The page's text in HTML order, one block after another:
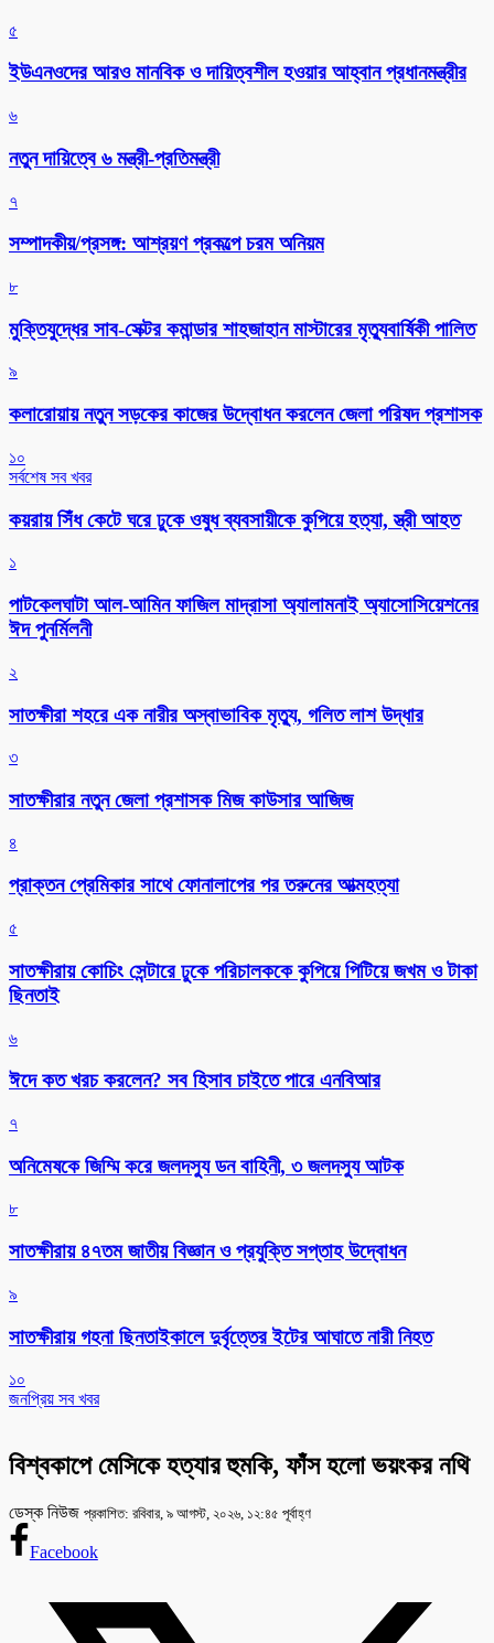
৫
ইউএনওদের আরও মানবিক ও দায়িত্বশীল হওয়ার আহ্বান প্রধানমন্ত্রীর
৬
নতুন দায়িত্বে ৬ মন্ত্রী-প্রতিমন্ত্রী
৭
সম্পাদকীয়/প্রসঙ্গ: আশ্রয়ণ প্রকল্পে চরম অনিয়ম
৮
মুক্তিযুদ্ধের সাব-সেক্টর কমান্ডার শাহজাহান মাস্টারের মৃত্যুবার্ষিকী পালিত
৯
কলারোয়ায় নতুন সড়কের কাজের উদ্বোধন করলেন জেলা পরিষদ প্রশাসক
১০
সর্বশেষ সব খবর
কয়রায় সিঁধ কেটে ঘরে ঢুকে ওষুধ ব্যবসায়ীকে কুপিয়ে হত্যা, স্ত্রী আহত
১
পাটকেলঘাটা আল-আমিন ফাজিল মাদ্রাসা অ্যালামনাই অ্যাসোসিয়েশনের
ঈদ পুনর্মিলনী
২
সাতক্ষীরা শহরে এক নারীর অস্বাভাবিক মৃত্যু, গলিত লাশ উদ্ধার
৩
সাতক্ষীরার নতুন জেলা প্রশাসক মিজ কাউসার আজিজ
৪
প্রাক্তন প্রেমিকার সাথে ফোনালাপের পর তরুনের আত্মহত্যা
৫
সাতক্ষীরায় কোচিং সেন্টারে ঢুকে পরিচালককে কুপিয়ে পিটিয়ে জখম ও টাকা
ছিনতাই
৬
ঈদে কত খরচ করলেন? সব হিসাব চাইতে পারে এনবিআর
৭
অনিমেষকে জিম্মি করে জলদস্যু ডন বাহিনী, ৩ জলদস্যু আটক
৮
সাতক্ষীরায় ৪৭তম জাতীয় বিজ্ঞান ও প্রযুক্তি সপ্তাহ উদ্বোধন
৯
সাতক্ষীরায় গহনা ছিনতাইকালে দুর্বৃত্তের ইটের আঘাতে নারী নিহত
১০
জনপ্রিয় সব খবর
বিশ্বকাপে মেসিকে হত্যার হুমকি, ফাঁস হলো ভয়ংকর নথি
ডেস্ক নিউজ প্রকাশিত: রবিবার, ৯ আগস্ট, ২০২৬, ১২:৪৫ পূর্বাহ্ণ
Facebook